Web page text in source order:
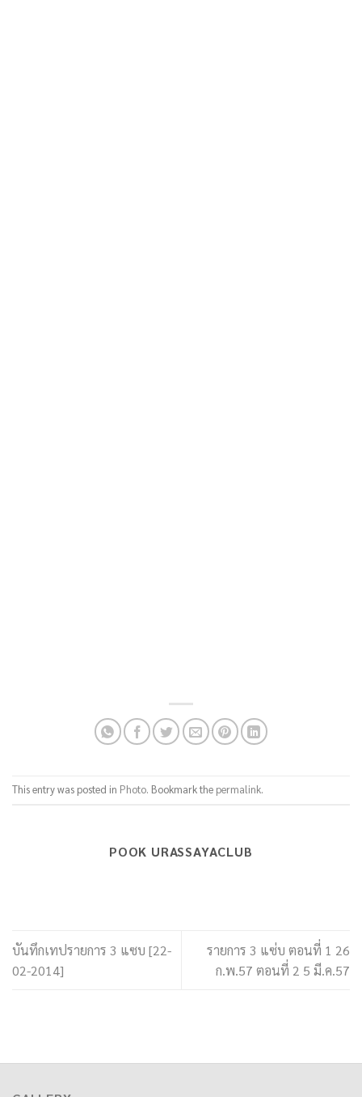
This entry was posted in Photo. Bookmark the permalink.
POOK URASSAYACLUB
บันทึกเทปรายการ 3 แซบ [22-
02-2014]
รายการ 3 แซ่บ ตอนที่ 1 26
ก.พ.57 ตอนที่ 2 5 มี.ค.57